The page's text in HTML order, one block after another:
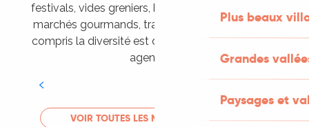
Plus beaux
Grandes
Paysages et
festivals, vides greniers, brocantes, fêtes votives,
marchés gourmands, trails sportifs… Vous l’aurez
compris la diversité est de mise, alors tous à vos
agendas !
LIRE LA SUITE
VOIR TOUTES LES MANIFESTATIONS